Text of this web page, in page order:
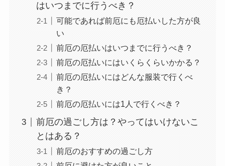
はいつまでに行うべき？
可能であれば前厄にも厄払いした方が良
い
前厄の厄払いはいつまでに行うべき？
前厄の厄払いにはいくらくらいかかる？
前厄の厄払いにはどんな服装で行くべ
き？
前厄の厄払いには1人で行くべき？
前厄の過ごし方は？やってはいけないこ
とはある？
前厄のおすすめの過ごし方